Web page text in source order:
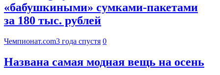
«бабушкиными» сумками-пакетами
за 180 тыс. рублей
Чемпионат.com3 года спустя 0
Названа самая модная вещь на осень